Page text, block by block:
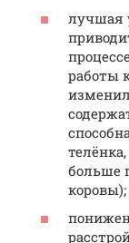
лучшая
работы
больше
коровы);